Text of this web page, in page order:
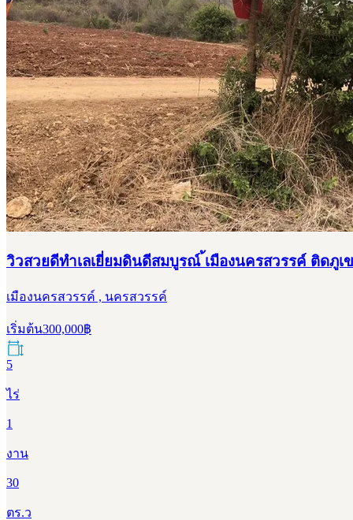
วิวสวยดีทำเลเยี่ยมดินดีสมบูรณ์ ้เมืองนครสวรรค์ ติดภู
เมืองนครสวรรค์ , นครสวรรค์
เริ่มต้น300,000฿
5
ไร่
1
งาน
30
ตร.ว